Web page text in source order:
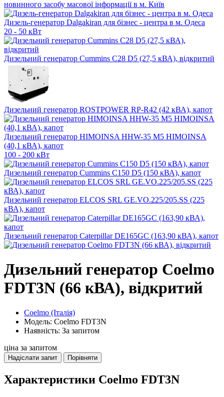
новинного засобу масової інформації в м. Київ
Дизель-генератор Dalgakiran для бізнес - центра в м. Одеса
20 - 50 кВт
Дизельний генератор Cummins C28 D5 (27,5 кВА), відкритий
Дизельний генератор ROSTPOWER RP-R42 (42 кВА), капот
Дизельний генератор HIMOINSA HHW-35 M5 HIMOINSA
(40,1 кВА), капот
100 - 200 кВт
Дизельний генератор Cummins C150 D5 (150 кВА), капот
Дизельний генератор ELCOS SRL GE.VO.225/205.SS (225
кВА), капот
Дизельний генератор Caterpillar DE165GC (163,90 кВА), капот
Дизельний генератор Coelmo
FDT3N (66 кВА), відкритий
Coelmo (Італія)
Модель: Coelmo FDT3N
Наявність: За запитом
ціна за запитом
Надіслати запит Порівняти
Характеристики Coelmo FDT3N